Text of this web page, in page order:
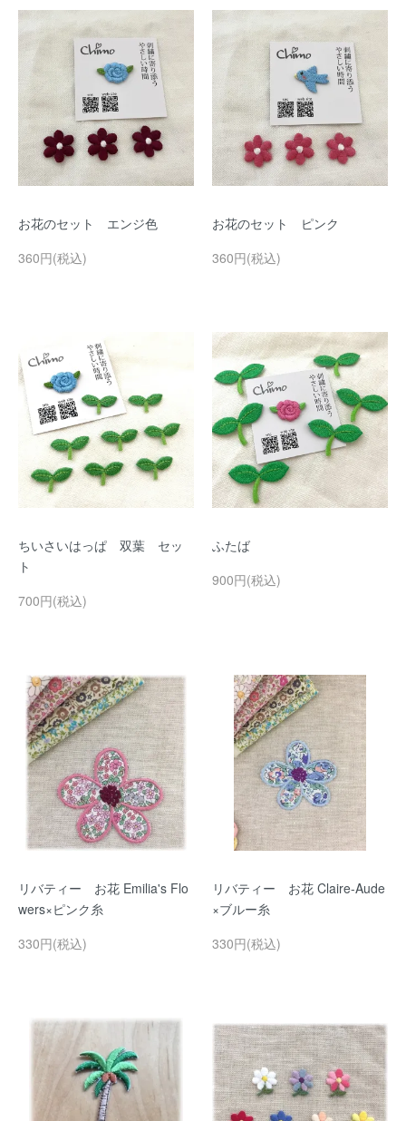
お花のセット エンジ色
360円(税込)
お花のセット ピンク
360円(税込)
ちいさいはっぱ 双葉 セッ
ト
700円(税込)
ふたば
900円(税込)
リバティー お花 Emilia's Flo
wers×ピンク糸
330円(税込)
リバティー お花 Claire-Aude
×ブルー糸
330円(税込)